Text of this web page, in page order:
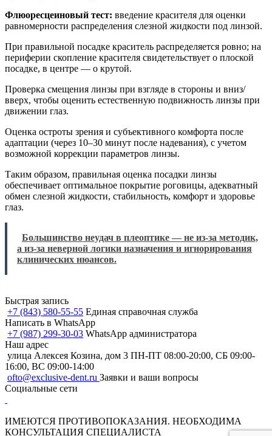
Флюоресцеиновый тест: введение красителя для оценки
равномерности распределения слезной жидкости под линзой.
При правильной посадке краситель распределяется ровно; на
периферии скопление красителя свидетельствует о плоской
посадке, в центре — о крутой.
Проверка смещения линзы при взгляде в стороны и вниз/
вверх, чтобы оценить естественную подвижность линзы при
движении глаз.
Оценка остроты зрения и субъективного комфорта после
адаптации (через 10–30 минут после надевания), с учетом
возможной коррекции параметров линзы.
Таким образом, правильная оценка посадки линзы
обеспечивает оптимальное покрытие роговицы, адекватный
обмен слезной жидкости, стабильность, комфорт и здоровье
глаз.
Большинство неудач в плеоптике — не из-за методик,
а из-за неверной логики назначения и игнорирования
клинических нюансов.
Быстрая запись
+7 (843) 580-55-55 Единая справочная служба
Написать в WhatsApp
+7 (987) 299-30-03 WhatsApp администратора
Наш адрес
улица Алексея Козина, дом 3 ПН-ПТ 08:00-20:00, СБ 09:00-
16:00, ВС 09:00-14:00
ofto@exclusive-dent.ru Заявки и ваши вопросы
Социальные сети
ИМЕЮТСЯ ПРОТИВОПОКАЗАНИЯ. НЕОБХОДИМА
КОНСУЛЬТАЦИЯ СПЕЦИАЛИСТА